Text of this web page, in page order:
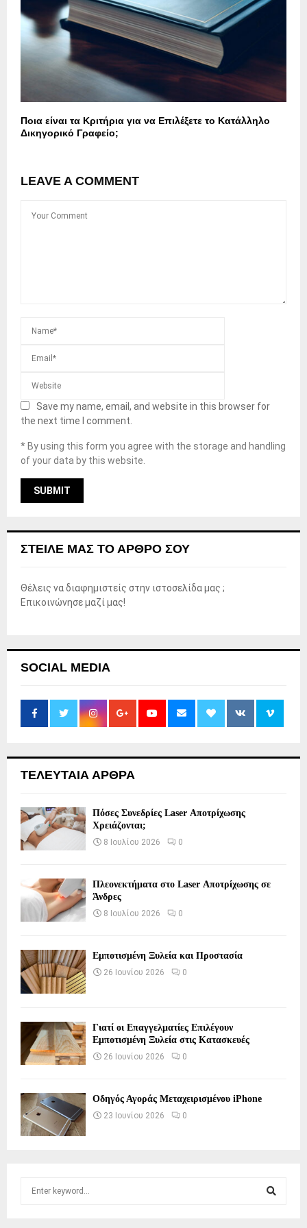
Ποια είναι τα Κριτήρια για να Επιλέξετε το Κατάλληλο
Δικηγορικό Γραφείο;
LEAVE A COMMENT
Save my name, email, and website in this browser for
the next time I comment.
* By using this form you agree with the storage and handling
of your data by this website.
ΣΤΕΊΛΕ ΜΑΣ ΤΟ ΆΡΘΡΟ ΣΟΥ
Θέλεις να διαφημιστείς στην ιστοσελίδα μας ;
Επικοινώνησε μαζί μας!
SOCIAL MEDIA
ΤΕΛΕΥΤΑΙΑ ΑΡΘΡΑ
Πόσες Συνεδρίες Laser Αποτρίχωσης
Χρειάζονται;
8 Ιουλίου 2026 0
Πλεονεκτήματα στο Laser Αποτρίχωσης σε
Άνδρες
8 Ιουλίου 2026 0
Εμποτισμένη Ξυλεία και Προστασία
26 Ιουνίου 2026 0
Γιατί οι Επαγγελματίες Επιλέγουν
Εμποτισμένη Ξυλεία στις Κατασκευές
26 Ιουνίου 2026 0
Οδηγός Αγοράς Μεταχειρισμένου iPhone
23 Ιουνίου 2026 0